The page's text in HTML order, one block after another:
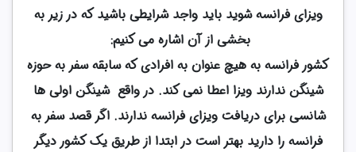
ویزای فرانسه شوید باید واجد شرایطی باشید که در زیر به
بخشی از آن اشاره می کنیم:
کشور فرانسه به هیچ عنوان به افرادی که سابقه سفر به حوزه
شینگن ندارند ویزا اعطا نمی کند. در واقع شینگن اولی ها
شانسی برای دریافت ویزای فرانسه ندارند. اگر قصد سفر به
فرانسه را دارید بهتر است در ابتدا از طریق یک کشور دیگر